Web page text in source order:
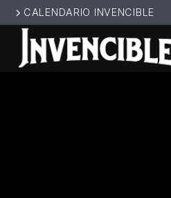
CALENDARIO INVENCIBLE